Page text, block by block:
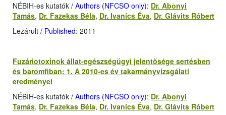
NÉBIH-es kutatók / Authors (NFCSO only): Dr. Abonyi
Tamás, Dr. Fazekas Béla, Dr. Ivanics Éva, Dr. Glávits Róbert
Lezárult / Published: 2011
Fuzáriotoxinok állat-egészségügyi jelentősége sertésben
és baromfiban: 1. A 2010-es év takarmányvizsgálati
eredményei
NÉBIH-es kutatók / Authors (NFCSO only): Dr. Abonyi
Tamás, Dr. Fazekas Béla, Dr. Ivanics Éva, Dr. Glávits Róbert